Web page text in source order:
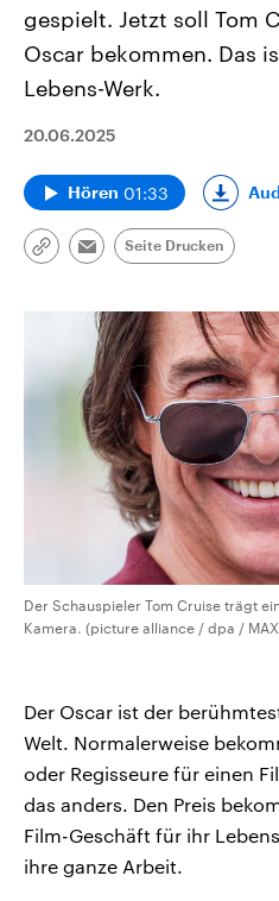
gespielt. Jetzt soll Tom
Oscar bekommen. Das
Lebens-Werk.
20.06.2025
Hören 01:33
Link
Email
Seite Drucken
Der Schauspieler Tom Cruise trägt
Kamera. (picture alliance / dpa /
Der Oscar ist der
Welt. Normalerweise
oder Regisseure für einen
das anders. Den Preis
Film-Geschäft für ihr
ihre ganze Arbeit.